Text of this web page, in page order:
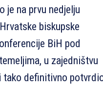
je na prvu nedjelju
biskupske
BiH pod
u zajedništvu
tako definitivno